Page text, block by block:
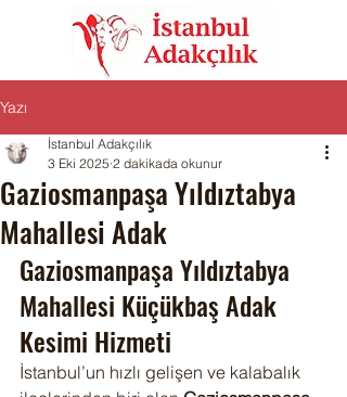
Yazı
Gaziosmanpaşa Yıldıztabya
Mahallesi Adak
İstanbul Adakçılık
3 Eki 2025 2 dakikada okunur
Gaziosmanpaşa Yıldıztabya
Mahallesi Küçükbaş Adak
Kesimi Hizmeti
İstanbul’un hızlı gelişen ve kalabalık